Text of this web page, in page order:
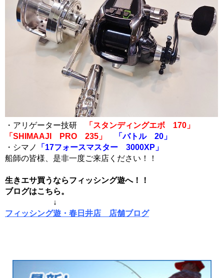
・アリゲーター技研
「スタンディングエボ 170」
「SHIMAAJI PRO 235」
「バトル 20」
・シマノ
「17フォースマスター 3000XP」
船師の皆様、是非一度ご来店ください！！
生きエサ買うならフィッシング遊へ！！
ブログはこちら。
↓
フィッシング遊・春日井店 店舗ブログ